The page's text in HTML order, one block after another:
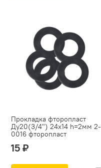
Прокладка фторопласт
Ду20(3/4") 24х14 h=2мм 2-
0016 фторопласт
15 ₽